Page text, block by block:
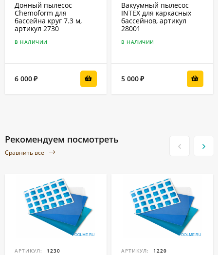
Донный пылесос
Chemoform для
бассейна круг 7.3 м,
артикул 2730
В НАЛИЧИИ
6 000₽
Вакуумный пылесос
INTEX для каркасных
бассейнов, артикул
28001
В НАЛИЧИИ
5 000₽
Рекомендуем посмотреть
Сравнить все
АРТИКУЛ: 1230 АРТИКУЛ: 1220